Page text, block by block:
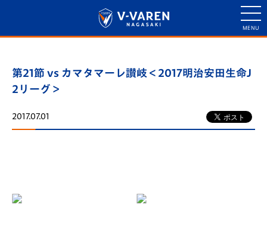
第21節 vs カマタマーレ讃岐＜2017明治安田生命J
2リーグ＞
2017.07.01